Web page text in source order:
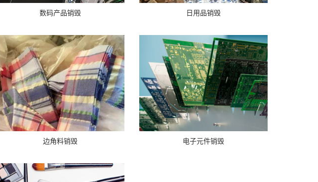
数码产品销毁 日用品销毁
边角料销毁 电子元件销毁